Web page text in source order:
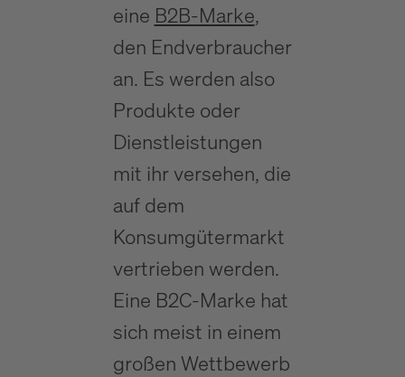
eine B2B-Marke,
den Endverbraucher
an. Es werden also
Produkte oder
Dienstleistungen
mit ihr versehen, die
auf dem
Konsumgütermarkt
vertrieben werden.
Eine B2C-Marke hat
sich meist in einem
großen Wettbewerb